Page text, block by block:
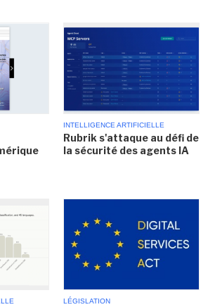
INTELLIGENCE ARTIFICIELLE
Rubrik s'attaque au défi de
la sécurité des agents IA
LÉGISLATION